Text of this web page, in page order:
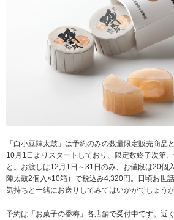
「白小豆陣太鼓」は予約のみの数量限定販売商品
10月1日よりスタートしており、限定数終了次第
と。お渡しは12月1日～31日のみ、お値段は20個
陣太鼓2個入×10箱）で税込み4,320円。日頃お世
気持ちと一緒にお送りしてみてはいかがでしょうか
予約は「お菓子の香梅」各店舗で受付中です。近